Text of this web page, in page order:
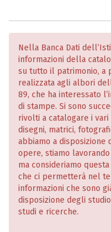
Nella Banca Dati
informazioni della
su tutto il patrimonio, a
realizzata agli albori
89, che ha interessato
di stampe. Si sono
rivolti a catalogare i
disegni, matrici,
abbiamo a
opere, stiamo
ma consideriamo
che ci permetterà nel
informazioni che sono
disposizione degli
studi e ricerche.